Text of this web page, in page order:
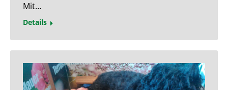
Mit…
Details